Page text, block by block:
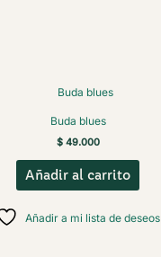
Buda blues
$49.000
Añadir al carrito
Añadir a mi lista de deseos